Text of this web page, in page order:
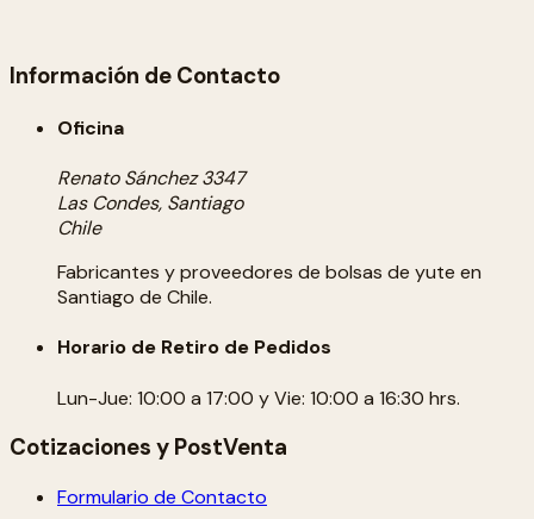
Información de Contacto
Oficina
Renato Sánchez 3347
Las Condes, Santiago
Chile
Fabricantes y proveedores de bolsas de yute en
Santiago de Chile.
Horario de Retiro de Pedidos
Lun-Jue: 10:00 a 17:00 y Vie: 10:00 a 16:30 hrs.
Cotizaciones y PostVenta
Formulario de Contacto